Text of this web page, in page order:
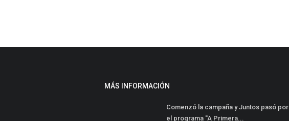
MÁS INFORMACIÓN
Comenzó la campaña y Juntos pasó por
el programa ''A Primera...